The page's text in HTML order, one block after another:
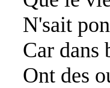
N'sait
Car dans
Ont des